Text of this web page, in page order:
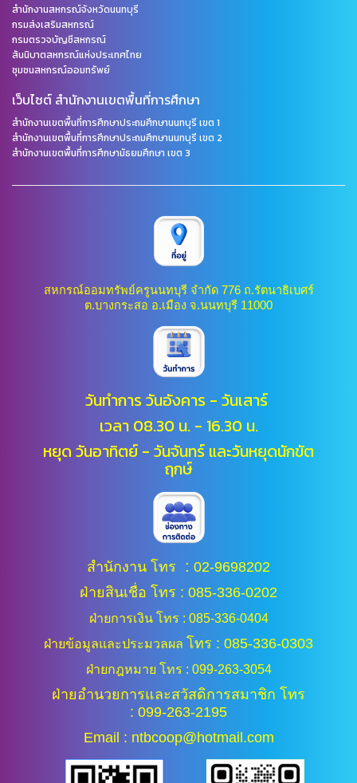
สำนักงานสหกรณ์จังหวัดนนทบุรี
กรมส่งเสริมสหกรณ์
กรมตรวจบัญชีสหกรณ์
สันนิบาตสหกรณ์แห่งประเทศไทย
ชุมชนสหกรณ์ออมทรัพย์
เว็บไซต์ สำนักงานเขตพื้นที่การศึกษา
สำนักงานเขตพื้นที่การศึกษาประถมศึกษานนทบุรี เขต 1
สำนักงานเขตพื้นที่การศึกษาประถมศึกษานนทบุรี เขต 2
สำนักงานเขตพื้นที่การศึกษามัธยมศึกษา เขต 3
สหกรณ์ออมทรัพย์ครูนนทบุรี จำกัด 776 ถ.รัตนาธิเบศร์
ต.บางกระสอ อ.เมือง จ.นนทบุรี 11000
วันทำการ วันอังคาร - วันเสาร์
เวลา 08.30 น. - 16.30 น.
หยุด วันอาทิตย์ - วันจันทร์ และวันหยุดนักขัต
ฤกษ์
สำนักงาน โทร : 02-9698202
ฝ่ายสินเชื่อ โทร : 085-336-0202
ฝ่ายการเงิน โทร : 085-336-0404
ฝ่ายข้อมูลและประมวลผล โทร : 085-336-0303
ฝ่ายกฎหมาย โทร : 099-263-3054
ฝ่ายอำนวยการและสวัสดิการสมาชิก โทร
: 099-263-2195
Email : ntbcoop@hotmail.com